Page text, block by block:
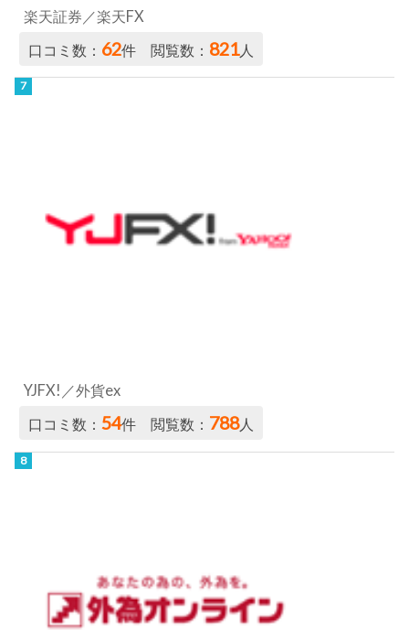
楽天証券／楽天FX
口コミ数： 62件 閲覧数： 821人
YJFX!／外貨ex
口コミ数：54件 閲覧数： 788人